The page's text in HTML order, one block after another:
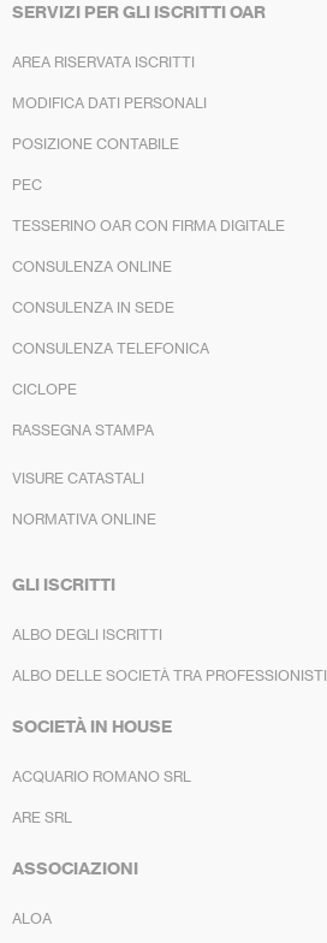
SERVIZI PER GLI ISCRITTI OAR
AREA RISERVATA ISCRITTI
MODIFICA DATI PERSONALI
POSIZIONE CONTABILE
PEC
TESSERINO OAR CON FIRMA DIGITALE
CONSULENZA ONLINE
CONSULENZA IN SEDE
CONSULENZA TELEFONICA
CICLOPE
RASSEGNA STAMPA
VISURE CATASTALI
NORMATIVA ONLINE
GLI ISCRITTI
ALBO DEGLI ISCRITTI
ALBO DELLE SOCIETÀ TRA PROFESSIONISTI
SOCIETÀ IN HOUSE
ACQUARIO ROMANO SRL
ARE SRL
ASSOCIAZIONI
ALOA